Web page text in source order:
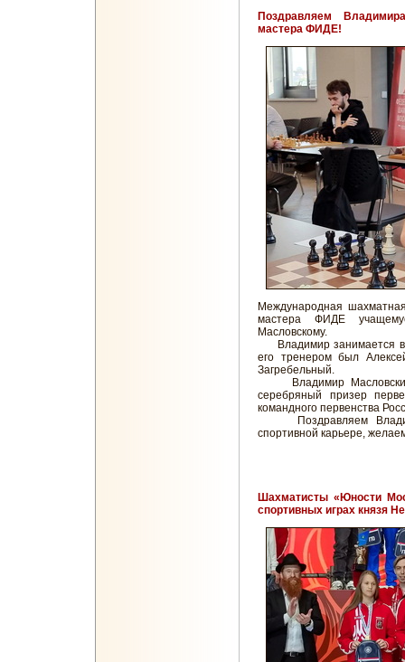
Поздравляем
мастера ФИДЕ!
Международная
мастера ФИДЕ
Масловскому.
Владимир занимается в
его тренером был
Загребельный.
Владимир Масловский
серебряный призер
командного первенства
Поздравляем
спортивной карьере,
Шахматисты «Юности
спортивных играх князя